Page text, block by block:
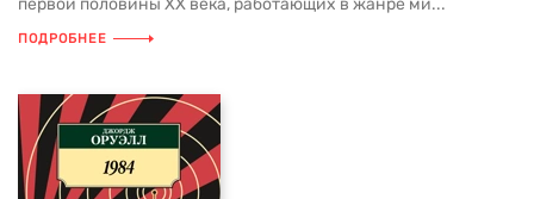
первой половины ХХ века, работающих в жанре ми...
ПОДРОБНЕЕ